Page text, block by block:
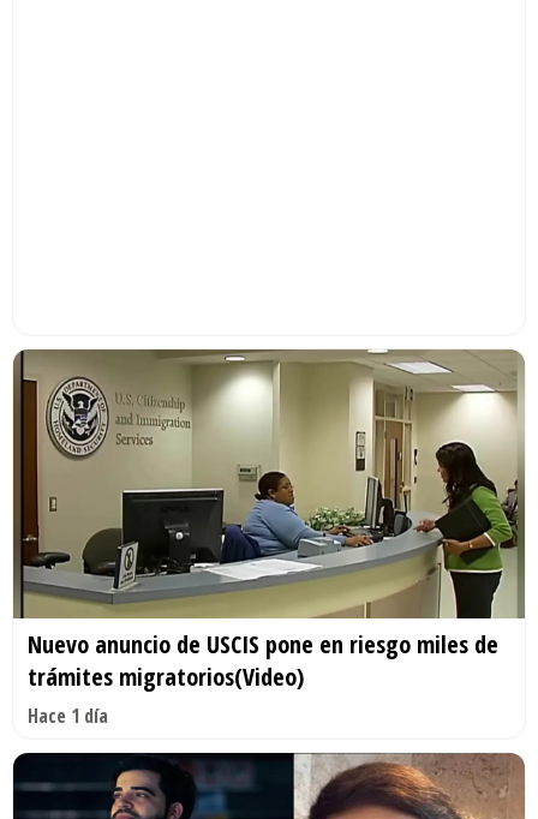
Nuevo anuncio de USCIS pone en riesgo miles de
trámites migratorios(Video)
Hace 1 día